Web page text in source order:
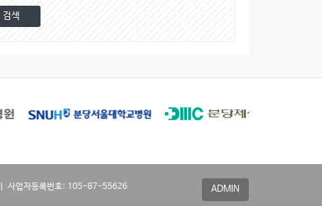
ㅣ 사업자등록번호: 105-87-55626
ADMIN